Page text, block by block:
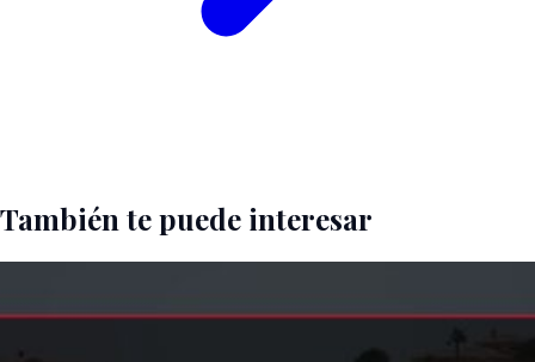
También te puede interesar